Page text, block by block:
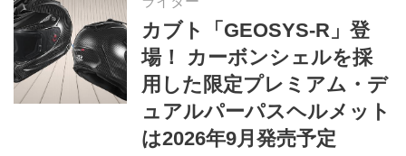
カブト「GEOSYS-R」登
場！ カーボンシェルを採
用した限定プレミアム・デ
ュアルパーパスヘルメット
は2026年9月発売予定